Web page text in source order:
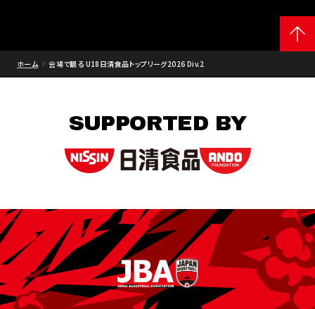
ホーム 会場で観る U18日清食品トップリーグ2026 Div.2
SUPPORTED BY